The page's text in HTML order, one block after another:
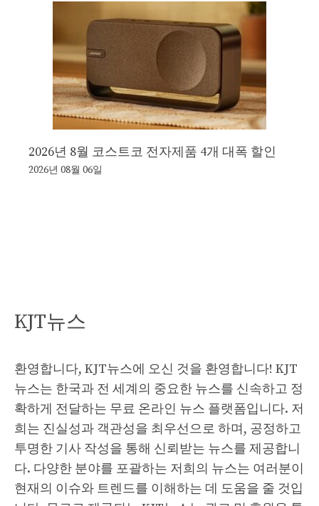
2026년 8월 코스트코 전자제품 4개 대폭 할인
2026년 08월 06일
KJT뉴스
환영합니다, KJT뉴스에 오신 것을 환영합니다! KJT
뉴스는 한국과 전 세계의 중요한 뉴스를 신속하고 정
확하게 전달하는 무료 온라인 뉴스 플랫폼입니다. 저
희는 진실성과 객관성을 최우선으로 하며, 공정하고
투명한 기사 작성을 통해 신뢰받는 뉴스를 제공합니
다. 다양한 분야를 포괄하는 저희의 뉴스는 여러분이
현재의 이슈와 트렌드를 이해하는 데 도움을 줄 것입